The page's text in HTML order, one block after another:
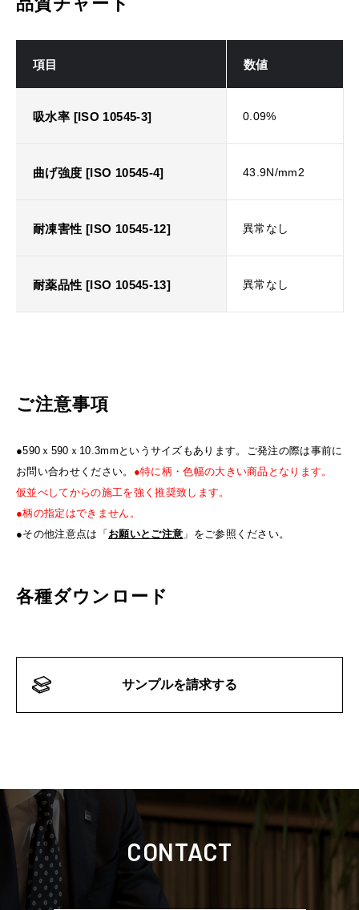
項目 数値
吸水率 [ISO 10545-3] 0.09%
曲げ強度 [ISO 10545-4] 43.9N/mm2
耐凍害性 [ISO 10545-12] 異常なし
耐薬品性 [ISO 10545-13] 異常なし
ご注意事項
●590ｘ590ｘ10.3mmというサイズもあります。ご発注の際は事前に
お問い合わせください。 ●特に柄・色幅の大きい商品となります。
仮並べしてからの施工を強く推奨致します。
●柄の指定はできません。
●その他注意点は「 お願いとご注意 」をご参照ください。
各種ダウンロード
サンプルを請求する
CONTACT